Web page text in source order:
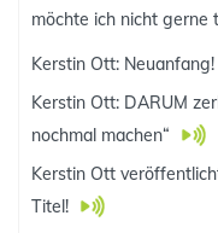
möchte ich nicht gerne
Kerstin Ott:
Kerstin Ott: DARUM
nochmal machen“
Kerstin Ott
Titel!